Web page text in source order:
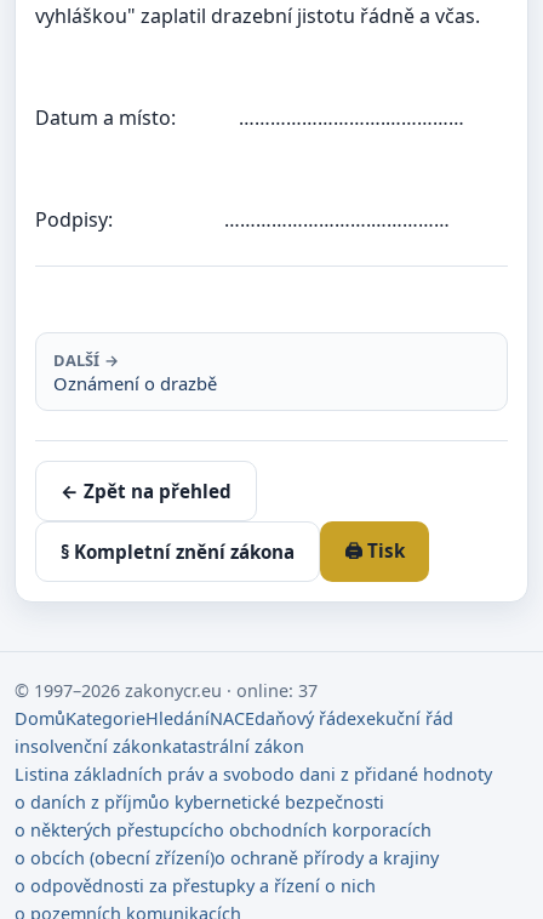
vyhláškou" zaplatil drazební jistotu řádně a včas.
Datum a místo: ……………………….……………
Podpisy: ……………………….……………
DALŠÍ →
Oznámení o drazbě
← Zpět na přehled
§ Kompletní znění zákona 🖨️ Tisk
© 1997–2026 zakonycr.eu · online: 37
DomůKategorieHledáníNACEdaňový řádexekuční řád
insolvenční zákonkatastrální zákon
Listina základních práv a svobodo dani z přidané hodnoty
o daních z příjmůo kybernetické bezpečnosti
o některých přestupcícho obchodních korporacích
o obcích (obecní zřízení)o ochraně přírody a krajiny
o odpovědnosti za přestupky a řízení o nich
o pozemních komunikacích